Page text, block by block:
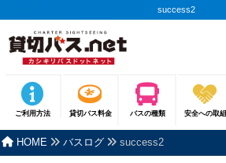
success2
ご利用方法 貸切バス料金 バスの種類 安全への取組
HOME バスログ success2